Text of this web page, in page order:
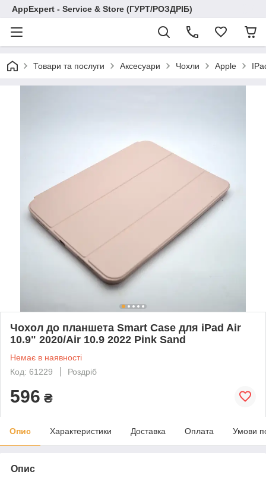
AppExpert - Service & Store (ГУРТ/РОЗДРІБ)
Товари та послуги Аксесуари Чохли Apple
Чохол до планшета Smart Case для iPad Air
10.9" 2020/Air 10.9 2022 Pink Sand
Немає в наявності
Код: 61229
Роздріб
596 ₴
Опис Характеристики Доставка Оплата Умови
Опис